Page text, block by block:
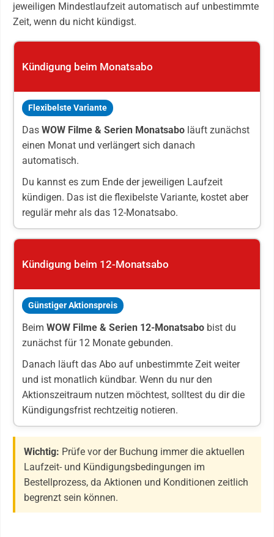
jeweiligen Mindestlaufzeit automatisch auf unbestimmte
Zeit, wenn du nicht kündigst.
Kündigung beim Monatsabo
Flexibelste Variante
Das WOW Filme & Serien Monatsabo läuft zunächst
einen Monat und verlängert sich danach
automatisch.
Du kannst es zum Ende der jeweiligen Laufzeit
kündigen. Das ist die flexibelste Variante, kostet aber
regulär mehr als das 12-Monatsabo.
Kündigung beim 12-Monatsabo
Günstiger Aktionspreis
Beim WOW Filme & Serien 12-Monatsabo bist du
zunächst für 12 Monate gebunden.
Danach läuft das Abo auf unbestimmte Zeit weiter
und ist monatlich kündbar. Wenn du nur den
Aktionszeitraum nutzen möchtest, solltest du dir die
Kündigungsfrist rechtzeitig notieren.
Wichtig: Prüfe vor der Buchung immer die aktuellen
Laufzeit- und Kündigungsbedingungen im
Bestellprozess, da Aktionen und Konditionen zeitlich
begrenzt sein können.